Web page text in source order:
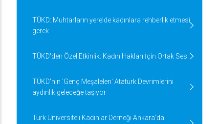
TÜKD: Muhtarların yerelde kadınlara rehberlik etmesi
gerek
TÜKD'den Özel Etkinlik: Kadın Hakları İçin Ortak Ses
TÜKD'nin 'Genç Meşaleleri' Atatürk Devrimlerini
aydınlık geleceğe taşıyor
Türk Üniversiteli Kadınlar Derneği Ankara’da